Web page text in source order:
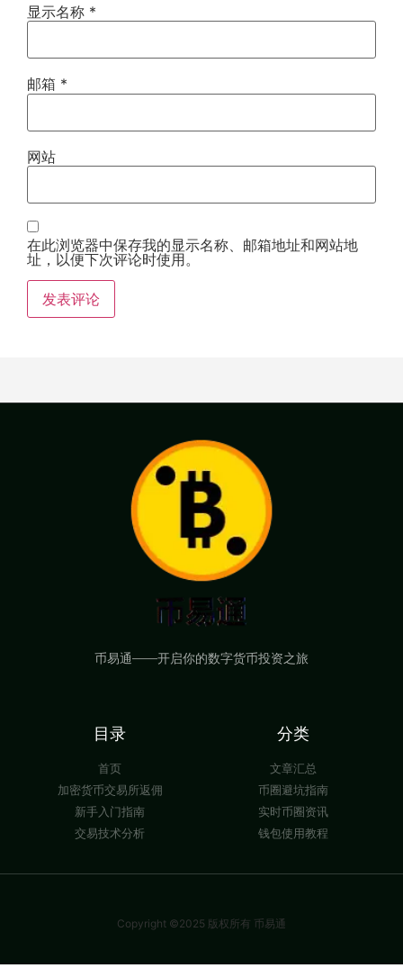
显示名称 *
邮箱 *
网站
在此浏览器中保存我的显示名称、邮箱地址和网站地
址，以便下次评论时使用。
币易通——开启你的数字货币投资之旅
目录
首页
加密货币交易所返佣
新手入门指南
交易技术分析
分类
文章汇总
币圈避坑指南
实时币圈资讯
钱包使用教程
Copyright ©2025 版权所有 币易通